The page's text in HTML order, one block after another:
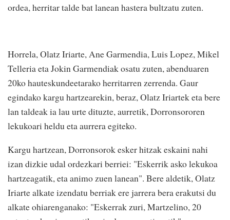
ordea, herritar talde bat lanean hastera bultzatu zuten.
Horrela, Olatz Iriarte, Ane Garmendia, Luis Lopez, Mikel
Telleria eta Jokin Garmendiak osatu zuten, abenduaren
20ko hauteskundeetarako herritarren zerrenda. Gaur
egindako kargu hartzearekin, beraz, Olatz Iriartek eta bere
lan taldeak ia lau urte dituzte, aurretik, Dorronsororen
lekukoari heldu eta aurrera egiteko.
Kargu hartzean, Dorronsorok esker hitzak eskaini nahi
izan dizkie udal ordezkari berriei: "Eskerrik asko lekukoa
hartzeagatik, eta animo zuen lanean". Bere aldetik, Olatz
Iriarte alkate izendatu berriak ere jarrera bera erakutsi du
alkate ohiarenganako: "Eskerrak zuri, Martzelino, 20